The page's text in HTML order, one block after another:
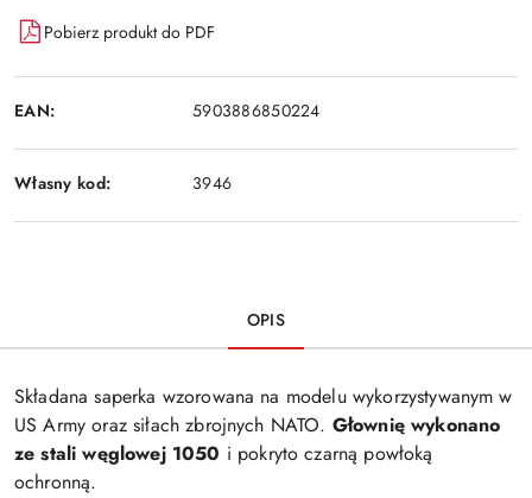
Pobierz produkt do PDF
EAN: 5903886850224
Własny kod: 3946
OPIS
Składana saperka wzorowana na modelu wykorzystywanym w
US Army oraz siłach zbrojnych NATO. Głownię wykonano
ze stali węglowej 1050 i pokryto czarną powłoką
ochronną.